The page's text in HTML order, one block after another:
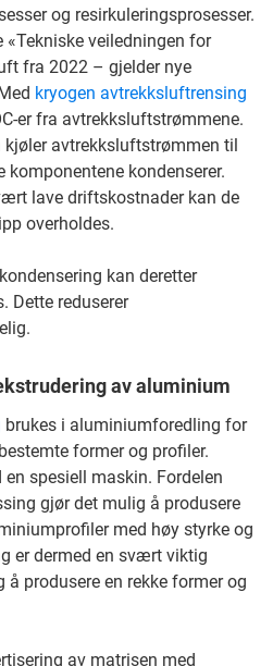
og resirkuleringsprosesser.
veiledningen for
fra 2022 – gjelder nye
kryogen avtrekksluftrensing
er fra avtrekksluftstrømmene.
avtrekksluftstrømmen til
kondenserer.
lave driftskostnader kan de
overholdes.
kan deretter
Dette reduserer
av aluminium
brukes i aluminiumforedling for
former og profiler.
spesiell maskin. Fordelen
gjør det mulig å produsere
med høy styrke og
er dermed en svært viktig
produsere en rekke former og
av matrisen med